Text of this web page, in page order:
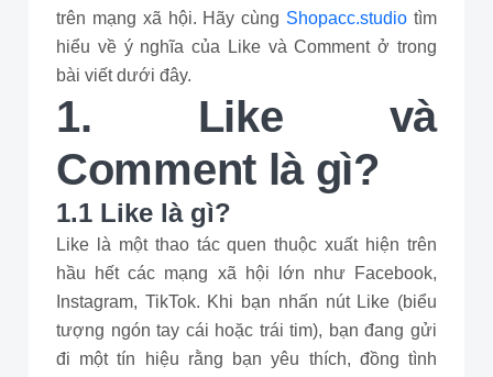
trên mạng xã hội. Hãy cùng Shopacc.studio tìm
hiểu về ý nghĩa của Like và Comment ở trong
bài viết dưới đây.
1. Like và
Comment là gì?
1.1 Like là gì?
Like là một thao tác quen thuộc xuất hiện trên
hầu hết các mạng xã hội lớn như Facebook,
Instagram, TikTok. Khi bạn nhấn nút Like (biểu
tượng ngón tay cái hoặc trái tim), bạn đang gửi
đi một tín hiệu rằng bạn yêu thích, đồng tình